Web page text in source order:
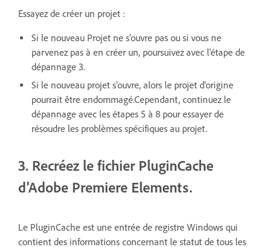
Essayez de créer un projet :
Si le nouveau Projet ne s'ouvre pas ou si vous ne
parvenez pas à en créer un, poursuivez avec l'étape de
dépannage 3.
Si le nouveau projet s'ouvre, alors le projet d'origine
pourrait être endommagé.Cependant, continuez le
dépannage avec les étapes 5 à 8 pour essayer de
résoudre les problèmes spécifiques au projet.
3. Recréez le fichier PluginCache
d'Adobe Premiere Elements.
Le PluginCache est une entrée de registre Windows qui
contient des informations concernant le statut de tous les